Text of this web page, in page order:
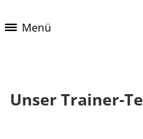
Menü
Unser Trainer-